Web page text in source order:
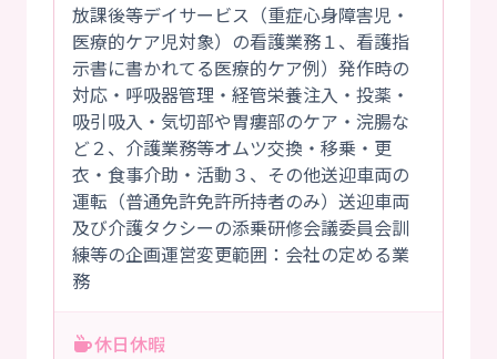
放課後等デイサービス（重症心身障害児・
医療的ケア児対象）の看護業務１、看護指
示書に書かれてる医療的ケア例）発作時の
対応・呼吸器管理・経管栄養注入・投薬・
吸引吸入・気切部や胃瘻部のケア・浣腸な
ど２、介護業務等オムツ交換・移乗・更
衣・食事介助・活動３、その他送迎車両の
運転（普通免許免許所持者のみ）送迎車両
及び介護タクシーの添乗研修会議委員会訓
練等の企画運営変更範囲：会社の定める業
務
休日休暇